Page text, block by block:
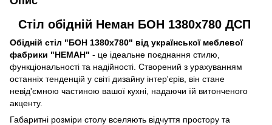
Стіл обідній Неман БОН 1380х780 ДСП
Обідній стіл "БОН 1380х780" від української меблевої
фабрики "НЕМАН" - це ідеальне поєднання стилю,
функціональності та надійності. Створений з урахуванням
останніх тенденцій у світі дизайну інтер'єрів, він стане
невід'ємною частиною вашої кухні, надаючи їй витонченого
акценту.
Габаритні розміри столу вселяють відчуття простору та